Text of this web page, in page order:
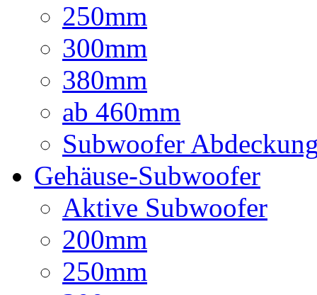
250mm
300mm
380mm
ab 460mm
Subwoofer
Gehäuse-Subwoofer
Aktive Subwoofer
200mm
250mm